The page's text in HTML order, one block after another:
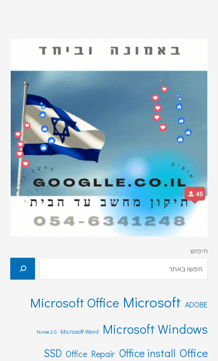
חיפוש
ADOBE
Microsoft
Microsoft Office
Microsoft Windows
Microsoft Word
Nvme 2.0
Office
Office install
Office Repair
SSD